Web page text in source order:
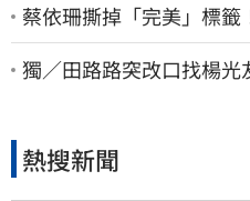
蔡依珊撕掉「完美」標
究會癒合
獨／田路路突改口找楊
熱搜新聞